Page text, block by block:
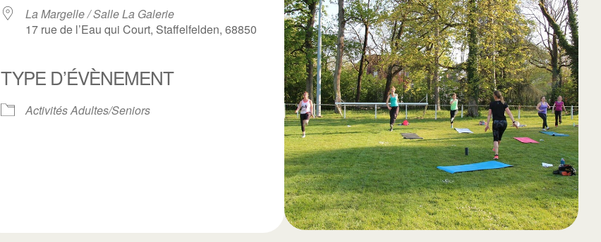
iCalendar Office 365 Outlook Live
La Margelle / Salle La Galerie
17 rue de l’Eau qui Court, Staffelfelden, 68850
TYPE D’ÉVÈNEMENT
Activités Adultes/Seniors